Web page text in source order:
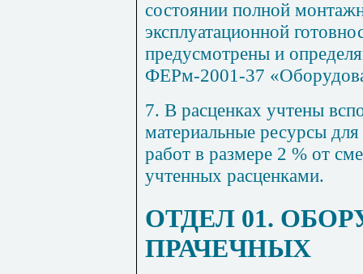
состоянии полной
эксплуатационной
предусмотрены и
ФЕРм-2001-37
7. В расценках учтены
материальные ресурсы
работ в размере 2 % от
учтенных расценками.
ОТДЕЛ 01.
ПРАЧЕЧНЫХ